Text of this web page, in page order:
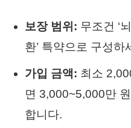
보장 범위: 무조건 ‘
환’ 특약으로 구성하
가입 금액: 최소
면 3,000~5,000만
합니다.